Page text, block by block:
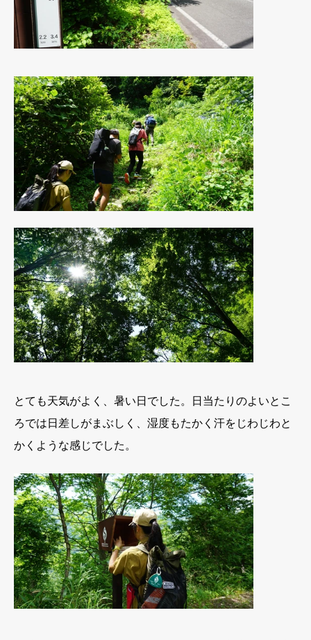
とても天気がよく、暑い日でした。日当たりのよいとこ
ろでは日差しがまぶしく、湿度もたかく汗をじわじわと
かくような感じでした。